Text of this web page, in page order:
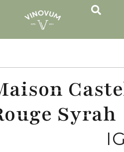
Syrah